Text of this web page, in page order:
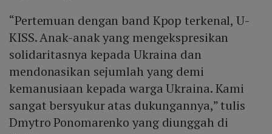
“Pertemuan dengan band Kpop terkenal, U-
KISS. Anak-anak yang mengekspresikan
solidaritasnya kepada Ukraina dan
mendonasikan sejumlah yang demi
kemanusiaan kepada warga Ukraina. Kami
sangat bersyukur atas dukungannya,” tulis
Dmytro Ponomarenko yang diunggah di